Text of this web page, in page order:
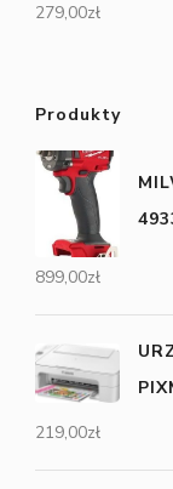
279,00zł
Produkty
899,00zł
219,00zł